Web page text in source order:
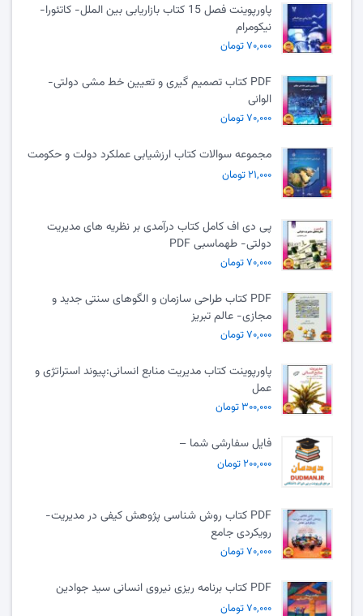
پاورپوینت فصل 15 کتاب بازاریابی بین الملل- کاتئورا-
نیکومرام
۷۰,۰۰۰ تومان
PDF کتاب تصمیم گیری و تعیین خط مشی دولتی-
الوانی
۷۰,۰۰۰ تومان
مجموعه سوالات کتاب ارزشیابی عملکرد دولت و حکومت
۲۱,۰۰۰ تومان
پی دی اف کامل کتاب درآمدی بر نظریه های مدیریت
دولتی- طهماسبی PDF
۷۰,۰۰۰ تومان
PDF کتاب طراحی سازمان و الگوهای سنتی جدید و
مجازی- عالم تبریز
۷۰,۰۰۰ تومان
پاورپوینت کتاب مدیریت منابع انسانی:پیوند استراتژی و
عمل
۳۰۰,۰۰۰ تومان
فایل سفارشی شما –
۲۰۰,۰۰۰ تومان
PDF کتاب روش شناسی پژوهش کیفی در مدیریت-
رویکردی جامع
۷۰,۰۰۰ تومان
PDF کتاب برنامه ریزی نیروی انسانی سید جوادین
۷۰,۰۰۰ تومان